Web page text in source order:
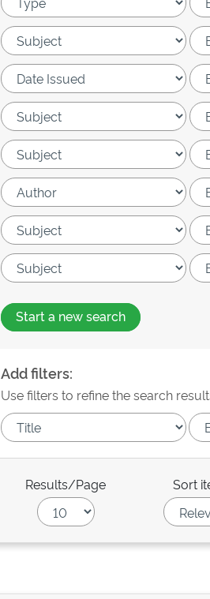
Start a new search
Add filters:
Use filters to refine the search
Results/Page Sort